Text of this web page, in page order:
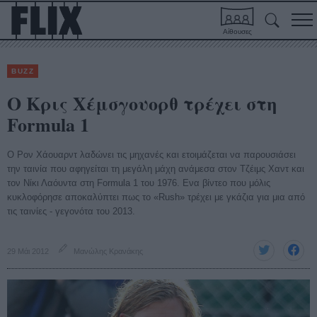
Αίθουσες
BUZZ
O Κρις Χέμσγουορθ τρέχει στη
Formula 1
O Ρον Χάουαρντ λαδώνει τις μηχανές και ετοιμάζεται να παρουσιάσει
την ταινία που αφηγείται τη μεγάλη μάχη ανάμεσα στον Τζέιμς Χαντ και
τον Νίκι Λαόυντα στη Formula 1 του 1976. Ενα βίντεο που μόλις
κυκλοφόρησε αποκαλύπτει πως το «Rush» τρέχει με γκάζια για μια από
τις ταινίες - γεγονότα του 2013.
29 Μάι 2012 Μανώλης Κρανάκης